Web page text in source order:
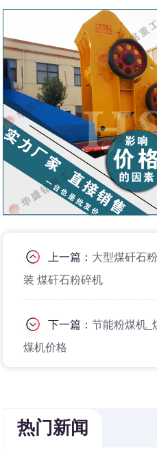
上一篇： 大型煤矸石
装 煤矸石粉碎机
下一篇：节能粉煤机_
煤机价格
热门新闻